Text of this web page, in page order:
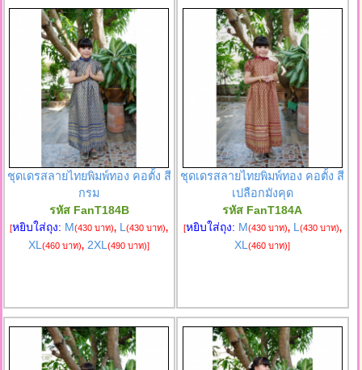
ชุดเดรสลายไทยพิมพ์ทอง คอตั้ง สี
กรม
รหัส FanT184B
[หยิบใส่ถุง: M(430 บาท), L(430 บาท),
XL(460 บาท), 2XL(490 บาท)]
ชุดเดรสลายไทยพิมพ์ทอง คอตั้ง สี
เปลือกมังคุด
รหัส FanT184A
[หยิบใส่ถุง: M(430 บาท), L (430 บาท),
XL(460 บาท)]